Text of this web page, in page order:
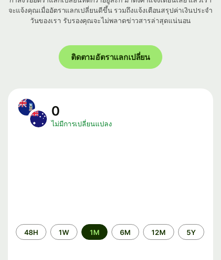
จะแจ้งคุณเมื่ออัตราแลกเปลี่ยนดีขึ้น รวมถึงแจ้งเตือนสรุปค่าเงินประจำ
วันของเรา รับรองคุณจะไม่พลาดข่าวสารล่าสุดแน่นอน
ติดตามอัตราแลกเปลี่ยน
0
ไม่มีการเปลี่ยนแปลง
ระยะ
เวลา
48H 1W 1M 6M 12M 5Y